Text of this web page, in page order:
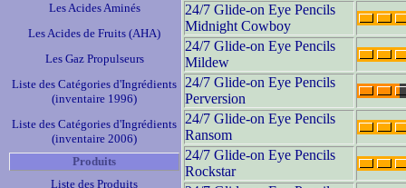
Les Acides Aminés
Les Acides de Fruits (AHA)
Les Gaz Propulseurs
Liste des Catégories d'Ingrédients
(inventaire 1996)
Liste des Catégories d'Ingrédients
(inventaire 2006)
Produits
Liste des Produits
24/7 Glide-on Eye Pencils
Midnight Cowboy
24/7 Glide-on Eye Pencils
Mildew
24/7 Glide-on Eye Pencils
Perversion
24/7 Glide-on Eye Pencils
Ransom
24/7 Glide-on Eye Pencils
Rockstar